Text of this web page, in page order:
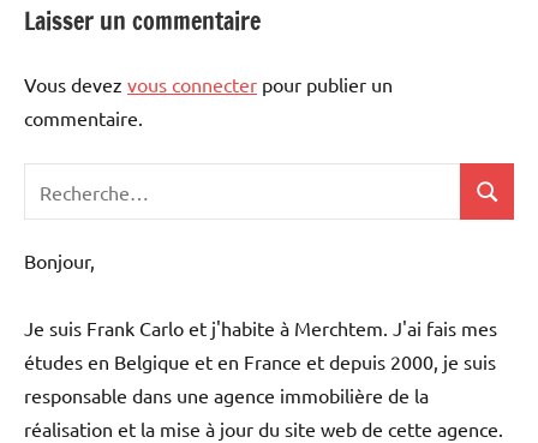
Laisser un commentaire
Vous devez vous connecter pour publier un
commentaire.
pour
Bonjour,
Je suis Frank Carlo et j'habite à Merchtem. J'ai fais mes
études en Belgique et en France et depuis 2000, je suis
responsable dans une agence immobilière de la
réalisation et la mise à jour du site web de cette agence.